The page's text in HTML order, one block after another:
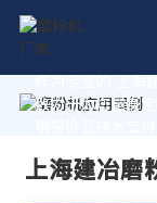
作为专业的 上海
致力于为您量身
上海建冶磨